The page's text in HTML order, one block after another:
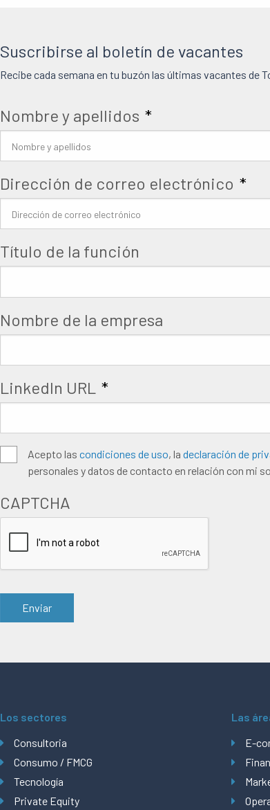
Suscribirse al boletín de vacantes
Recibe cada semana en tu buzón las últimas vacantes de
Nombre y apellidos *
Dirección de correo electrónico *
Título de la función
Nombre de la empresa
LinkedIn URL *
Algemene
voorwaarden *
Acepto las condiciones de uso, la declaración de
personales y datos de contacto en relación con mi
CAPTCHA
Los sectores
Consultoria
Consumo / FMCG
Tecnología
Private Equity
Las
E-